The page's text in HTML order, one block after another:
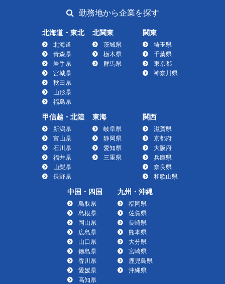
勤務地から企業を探す
北海道・東北
北海道
青森県
岩手県
宮城県
秋田県
山形県
福島県
北関東
茨城県
栃木県
群馬県
関東
埼玉県
千葉県
東京都
神奈川県
甲信越・北陸
新潟県
富山県
石川県
福井県
山梨県
長野県
東海
岐阜県
静岡県
愛知県
三重県
関西
滋賀県
京都府
大阪府
兵庫県
奈良県
和歌山県
中国・四国
鳥取県
島根県
岡山県
広島県
山口県
徳島県
香川県
愛媛県
高知県
九州・沖縄
福岡県
佐賀県
長崎県
熊本県
大分県
宮崎県
鹿児島県
沖縄県